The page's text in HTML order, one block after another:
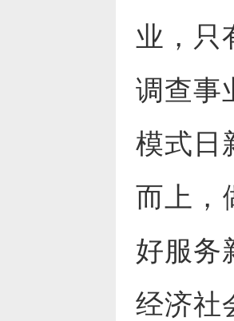
业，只
调查事
模式日
而上，
好服务
经济社